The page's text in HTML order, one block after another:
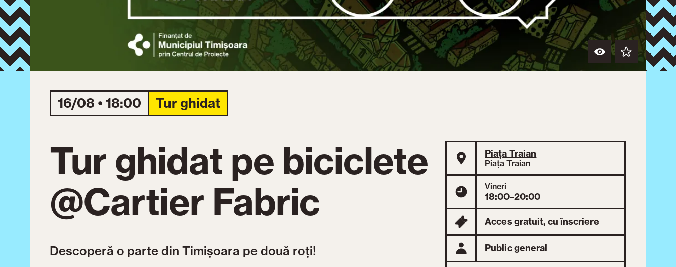
16/08 • 18:00 Tur ghidat
Tur ghidat pe biciclete
@Cartier Fabric
Descoperă o parte din Timișoara pe două roți!
Piața Traian
Piața Traian
Vineri
18:00–20:00
Acces gratuit, cu înscriere
Public general